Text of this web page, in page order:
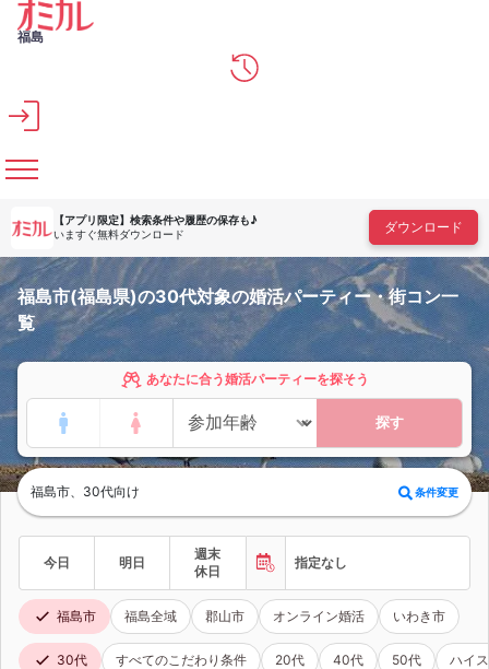
メインコンテンツへスキップ
福島
【アプリ限定】 検索条件や履歴の保存も♪
いますぐ無料ダウンロード
ダウンロード
福島市(福島県)の30代対象の婚活パーティー・街コン一
覧
あなたに合う婚活パーティーを探そう
探す
福島市、30代向け 条件変更
今日 明日
週末
休日
指定なし
福島市 福島全域 郡山市 オンライン婚活 いわき市
30代 すべてのこだわり条件 20代 40代 50代 ハイ